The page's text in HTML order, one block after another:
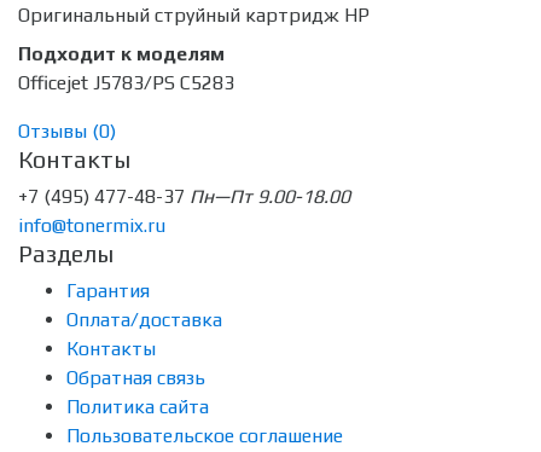
Оригинальный струйный картридж HP
Подходит к моделям
Officejet J5783/PS C5283
Отзывы (0)
Контакты
+7 (495) 477-48-37 Пн—Пт 9.00-18.00
info@tonermix.ru
Разделы
Гарантия
Оплата/доставка
Контакты
Обратная связь
Политика сайта
Пользовательское соглашение